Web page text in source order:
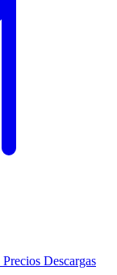
Precios Descargas